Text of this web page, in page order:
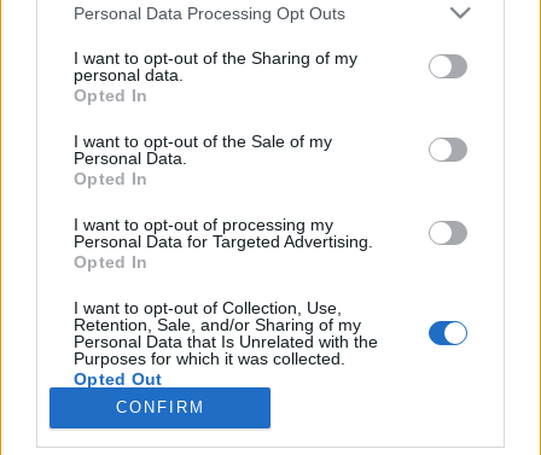
Personal Data Processing Opt Outs
I want to opt-out of the Sharing of my
personal data.
Opted In
I want to opt-out of the Sale of my
Personal Data.
Opted In
I want to opt-out of processing my
Personal Data for Targeted Advertising.
Opted In
I want to opt-out of Collection, Use,
Retention, Sale, and/or Sharing of my
Personal Data that Is Unrelated with the
Purposes for which it was collected.
Opted Out
CONFIRM
auf Deinen nächsten Besuch in unserem Forum!
„Zum Spiel“
Thema: Zeigt her eure Waldis
10 Dezember 2024
Dejavu
Foren-Herzog
Beiträge:
9 Dezember 2024
Verzeihnix
Foren-Graf
8 Dezember 2024
Thorgal12
Meister eines Forums
Beiträge: 365 Zustimmungen: 261 Punkte für Erfolge:
mcdoc
Forenfreak